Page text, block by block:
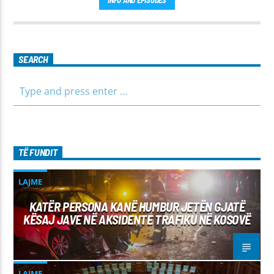
para të ditës me përmbajtje të larmishme dhe të dobishme
për të gjithë familjen.
SEARCH
TË FUNDIT
LAJME
KATËR PERSONA KANË HUMBUR JETËN GJATË
KËSAJ JAVE NË AKSIDENTE TRAFIKU NË KOSOVË